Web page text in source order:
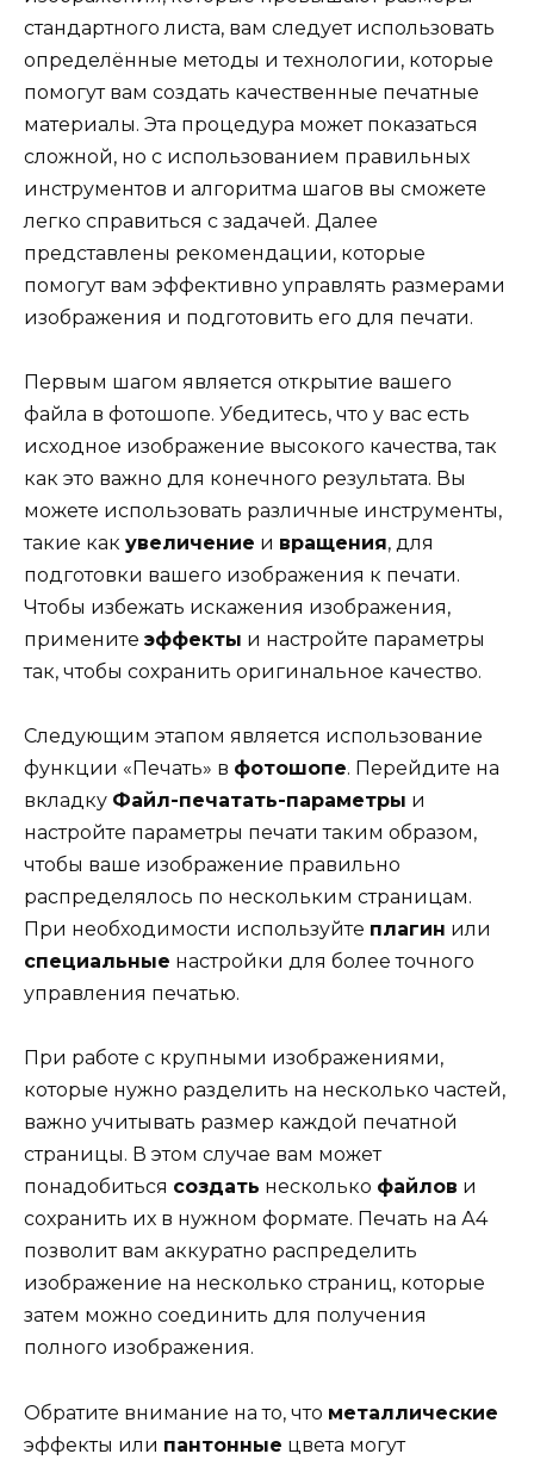
стандартного листа, вам следует использовать
определённые методы и технологии, которые
помогут вам создать качественные печатные
материалы. Эта процедура может показаться
сложной, но с использованием правильных
инструментов и алгоритма шагов вы сможете
легко справиться с задачей. Далее
представлены рекомендации, которые
помогут вам эффективно управлять размерами
изображения и подготовить его для печати.
Первым шагом является открытие вашего
файла в фотошопе. Убедитесь, что у вас есть
исходное изображение высокого качества, так
как это важно для конечного результата. Вы
можете использовать различные инструменты,
такие как увеличение и вращения, для
подготовки вашего изображения к печати.
Чтобы избежать искажения изображения,
примените эффекты и настройте параметры
так, чтобы сохранить оригинальное качество.
Следующим этапом является использование
функции «Печать» в фотошопе. Перейдите на
вкладку Файл-печатать-параметры и
настройте параметры печати таким образом,
чтобы ваше изображение правильно
распределялось по нескольким страницам.
При необходимости используйте плагин или
специальные настройки для более точного
управления печатью.
При работе с крупными изображениями,
которые нужно разделить на несколько частей,
важно учитывать размер каждой печатной
страницы. В этом случае вам может
понадобиться создать несколько файлов и
сохранить их в нужном формате. Печать на А4
позволит вам аккуратно распределить
изображение на несколько страниц, которые
затем можно соединить для получения
полного изображения.
Обратите внимание на то, что металлические
эффекты или пантонные цвета могут